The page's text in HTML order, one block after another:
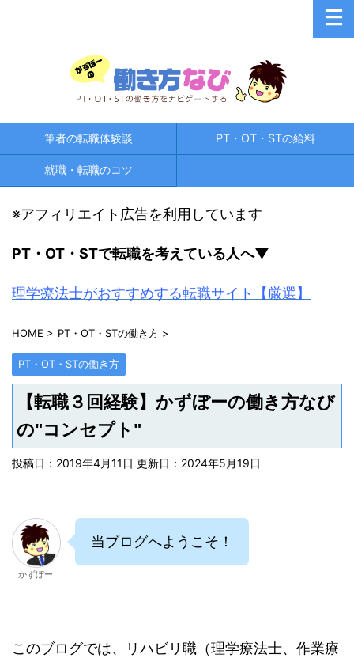
筆者の転職体験談 PT・OT・STの給料
就職・転職のコツ
※アフィリエイト広告を利用しています
PT・OT・STで転職を考えている人へ▼
理学療法士がおすすめする転職サイト【厳選】
HOME > PT・OT・STの働き方 >
PT・OT・STの働き方
【転職３回経験】かずぼーの働き方なび
の"コンセプト"
投稿日：2019年4月11日 更新日： 2024年5月19日
かずぼー
当ブログへようこそ！
このブログでは、リハビリ職（理学療法士、作業療